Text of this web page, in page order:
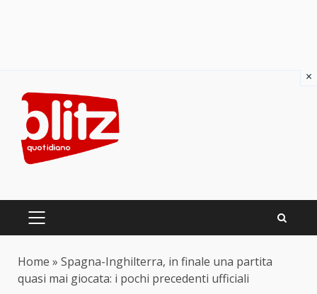
content
PRIMARY
Home » Spagna-Inghilterra, in finale una partita
quasi mai giocata: i pochi precedenti ufficiali
×